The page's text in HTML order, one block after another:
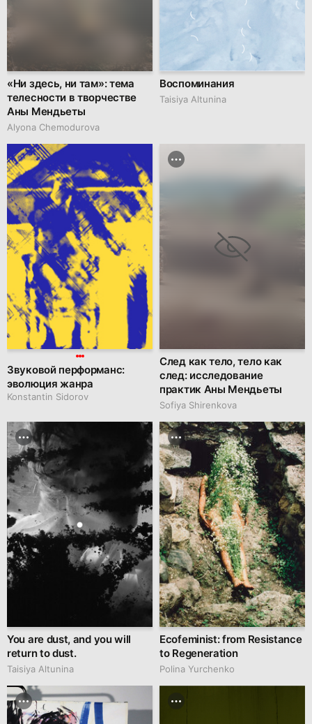
«Ни здесь, ни там»: тема
телесности в творчестве
Аны Мендьеты
Alyona Chemodurova
Воспоминания
Taisiya Altunina
Звуковой перформанс:
эволюция жанра
Konstantin Sidorov
След как тело, тело как
след: исследование
практик Аны Мендьеты
Sofiya Shirenkova
You are dust, and you will
return to dust.
Taisiya Altunina
Ecofeminist: from Resistance
to Regeneration
Polina Yurchenko